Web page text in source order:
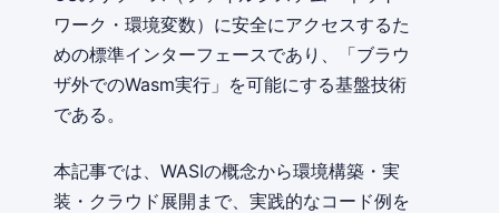
ワーク・環境変数）に安全にアクセスするた
めの標準インターフェースであり、「ブラウ
ザ外でのWasm実行」を可能にする基盤技術
である。
本記事では、WASIの概念から環境構築・実
装・クラウド展開まで、実践的なコード例を